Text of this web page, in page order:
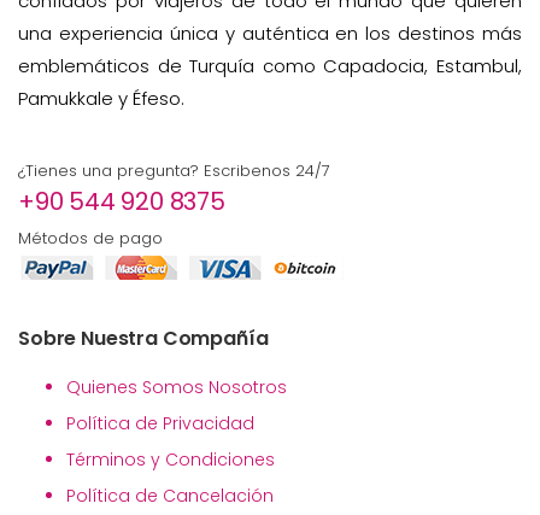
una experiencia única y auténtica en los destinos más
emblemáticos de Turquía como Capadocia, Estambul,
Pamukkale y Éfeso.
¿Tienes una pregunta? Escribenos 24/7
+90 544 920 8375
Métodos de pago
Sobre Nuestra Compañía
Quienes Somos Nosotros
Política de Privacidad
Términos y Condiciones
Política de Cancelación